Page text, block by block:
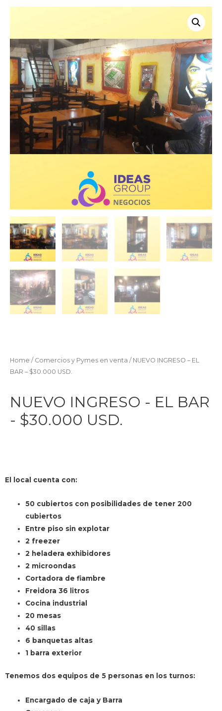
Home / Comercios y Pymes en venta / NUEVO INGRESO – EL
BAR – $30.000 USD.
NUEVO INGRESO - EL BAR
- $30.000 USD.
El local cuenta con:
50 cubiertos con posibilidades de tener 200
cubiertos
Entre piso sin explotar
2 freezer
2 heladera exhibidores
2 microondas
Cortadora de fiambre
Freidora 36 litros
Cocina industrial
20 mesas
40 sillas
6 banquetas altas
1 barra exterior
Tenemos dos equipos de 5 personas en los turnos:
Encargado de caja y Barra